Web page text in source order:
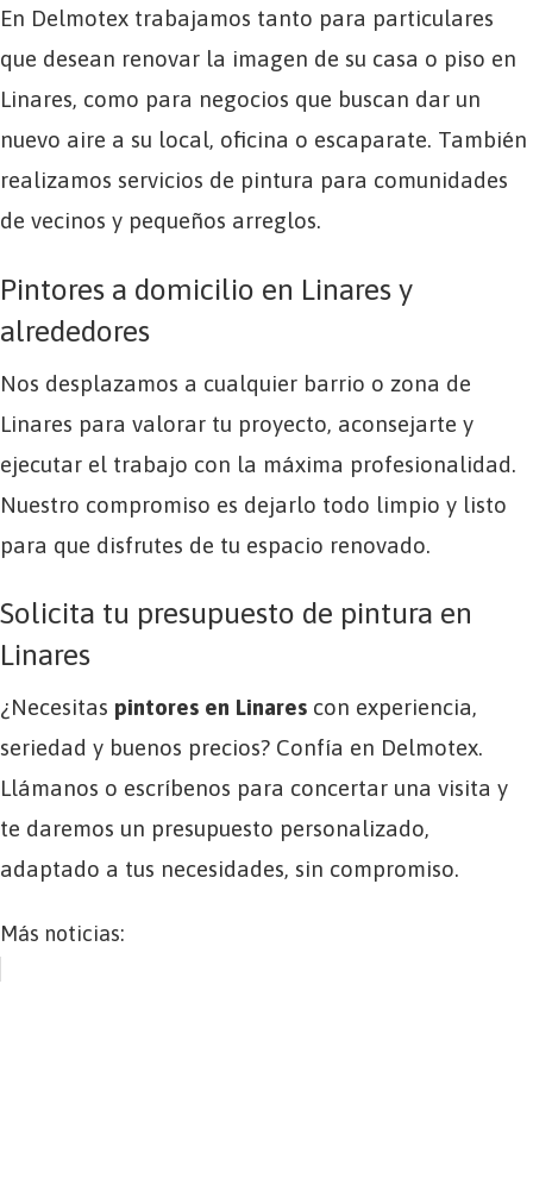
En Delmotex trabajamos tanto para particulares
que desean renovar la imagen de su casa o piso en
Linares, como para negocios que buscan dar un
nuevo aire a su local, oficina o escaparate. También
realizamos servicios de pintura para comunidades
de vecinos y pequeños arreglos.
Pintores a domicilio en Linares y
alrededores
Nos desplazamos a cualquier barrio o zona de
Linares para valorar tu proyecto, aconsejarte y
ejecutar el trabajo con la máxima profesionalidad.
Nuestro compromiso es dejarlo todo limpio y listo
para que disfrutes de tu espacio renovado.
Solicita tu presupuesto de pintura en
Linares
¿Necesitas pintores en Linares con experiencia,
seriedad y buenos precios? Confía en Delmotex.
Llámanos o escríbenos para concertar una visita y
te daremos un presupuesto personalizado,
adaptado a tus necesidades, sin compromiso.
Más noticias: